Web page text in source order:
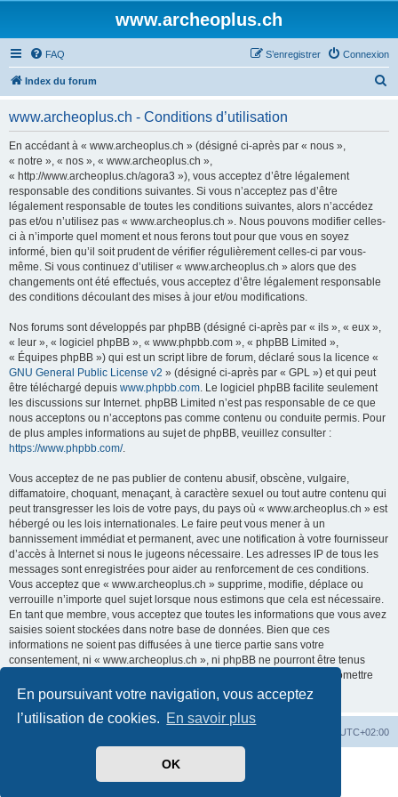
En poursuivant votre navigation, vous acceptez
l’utilisation de cookies. En savoir plus
OK
www.archeoplus.ch
FAQ Connexion
S’enregistrer
Index du forum
www.archeoplus.ch - Conditions d’utilisation
En accédant à « www.archeoplus.ch » (désigné ci-après par « nous »,
« notre », « nos », « www.archeoplus.ch »,
« http://www.archeoplus.ch/agora3 »), vous acceptez d’être légalement
responsable des conditions suivantes. Si vous n’acceptez pas d’être
légalement responsable de toutes les conditions suivantes, alors n’accédez
pas et/ou n’utilisez pas « www.archeoplus.ch ». Nous pouvons modifier celles-
ci à n’importe quel moment et nous ferons tout pour que vous en soyez
informé, bien qu’il soit prudent de vérifier régulièrement celles-ci par vous-
même. Si vous continuez d’utiliser « www.archeoplus.ch » alors que des
changements ont été effectués, vous acceptez d’être légalement responsable
des conditions découlant des mises à jour et/ou modifications.
Nos forums sont développés par phpBB (désigné ci-après par « ils », « eux »,
« leur », « logiciel phpBB », « www.phpbb.com », « phpBB Limited »,
« Équipes phpBB ») qui est un script libre de forum, déclaré sous la licence «
GNU General Public License v2 » (désigné ci-après par « GPL ») et qui peut
être téléchargé depuis www.phpbb.com. Le logiciel phpBB facilite seulement
les discussions sur Internet. phpBB Limited n’est pas responsable de ce que
nous acceptons ou n’acceptons pas comme contenu ou conduite permis. Pour
de plus amples informations au sujet de phpBB, veuillez consulter :
https://www.phpbb.com/.
Vous acceptez de ne pas publier de contenu abusif, obscène, vulgaire,
diffamatoire, choquant, menaçant, à caractère sexuel ou tout autre contenu qui
peut transgresser les lois de votre pays, du pays où « www.archeoplus.ch » est
hébergé ou les lois internationales. Le faire peut vous mener à un
bannissement immédiat et permanent, avec une notification à votre fournisseur
d’accès à Internet si nous le jugeons nécessaire. Les adresses IP de tous les
messages sont enregistrées pour aider au renforcement de ces conditions.
Vous acceptez que « www.archeoplus.ch » supprime, modifie, déplace ou
verrouille n’importe quel sujet lorsque nous estimons que cela est nécessaire.
En tant que membre, vous acceptez que toutes les informations que vous avez
saisies soient stockées dans notre base de données. Bien que ces
informations ne soient pas diffusées à une tierce partie sans votre
consentement, ni « www.archeoplus.ch », ni phpBB ne pourront être tenus
comme responsables en cas de tentative de piratage visant à compromettre
les données.
UTC+02:00
phpBB ® Forum Software © phpBB Limited
phpBB-fr.com